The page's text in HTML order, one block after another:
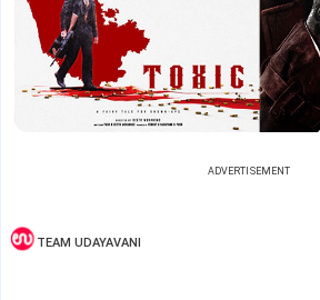
ADVERTISEMENT
TEAM UDAYAVANI